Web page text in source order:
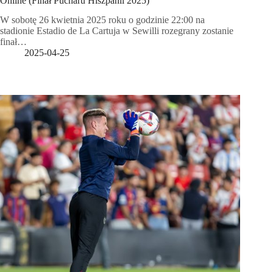
W sobotę 26 kwietnia 2025 roku o godzinie 22:00 na
stadionie Estadio de La Cartuja w Sewilli rozegrany zostanie
finał…
2025-04-25